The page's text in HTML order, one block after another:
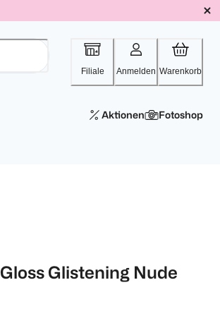
Filiale Anmelden Warenkorb
Aktionen Fotoshop
Glistening Nude